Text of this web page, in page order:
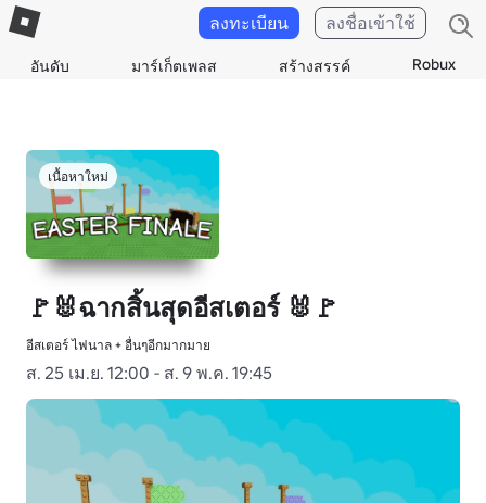
อันดับ มาร์เก็ตเพลส สร้างสรรค์ Robux
ลงทะเบียน ลงชื่อเข้าใช้
เนื้อหาใหม่
🚩🐰ฉากสิ้นสุดอีสเตอร์ 🐰🚩
อีสเตอร์ ไฟนาล + อื่นๆอีกมากมาย
ส. 25 เม.ย. 12:00 - ส. 9 พ.ค. 19:45